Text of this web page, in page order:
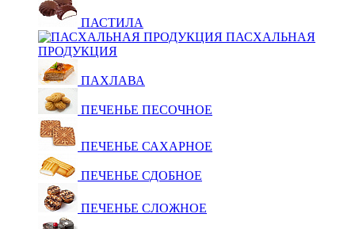
ПАСТИЛА
ПАСХАЛЬНАЯ
ПРОДУКЦИЯ
ПАХЛАВА
ПЕЧЕНЬЕ ПЕСОЧНОЕ
ПЕЧЕНЬЕ САХАРНОЕ
ПЕЧЕНЬЕ СДОБНОЕ
ПЕЧЕНЬЕ СЛОЖНОЕ